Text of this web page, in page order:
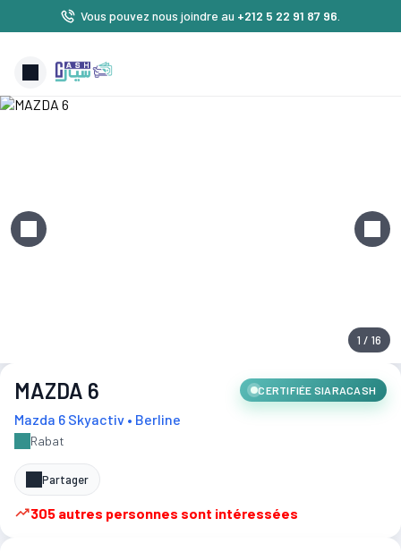
Vous pouvez nous joindre au +212 5 22 91 87 96
1 / 16
MAZDA 6 CERTIFIÉE SIARACASH
Mazda 6 Skyactiv • Berline
Rabat
Partager
305 autres personnes sont intéressées